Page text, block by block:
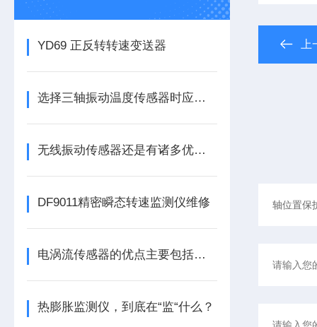
YD69 正反转转速变送器
选择三轴振动温度传感器时应注意的细节
无线振动传感器还是有诸多优势的
DF9011精密瞬态转速监测仪维修
电涡流传感器的优点主要包括哪几点？
热膨胀监测仪，到底在“监“什么？